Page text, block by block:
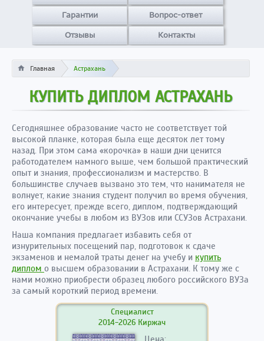
Гарантии Вопрос-ответ
Отзывы Контакты
Главная Астрахань
КУПИТЬ ДИПЛОМ АСТРАХАНЬ
Сегодняшнее образование часто не соответствует той
высокой планке, которая была еще десяток лет тому
назад. При этом сама «корочка» в наши дни ценится
работодателем намного выше, чем большой практический
опыт и знания, профессионализм и мастерство. В
большинстве случаев вызвано это тем, что нанимателя не
волнует, какие знания студент получил во время обучения,
его интересует, прежде всего, диплом, подтверждающий
окончание учебы в любом из ВУЗов или ССУЗов Астрахани.
Наша компания предлагает избавить себя от
изнурительных посещений пар, подготовок к сдаче
экзаменов и немалой траты денег на учебу и купить
диплом о высшем образовании в Астрахани. К тому же с
нами можно приобрести образец любого российского ВУЗа
за самый короткий период времени.
Специалист
2014-2026 Киржач